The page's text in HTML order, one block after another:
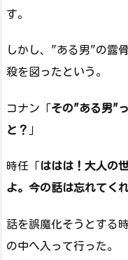
す。
しかし、"ある男"の露
殺を図ったという。
コナン「その"ある男"
と？ 」
時任「ははは！大人の
よ。今の話は忘れてくれ
話を誤魔化そうとする
の中へ入って行った。